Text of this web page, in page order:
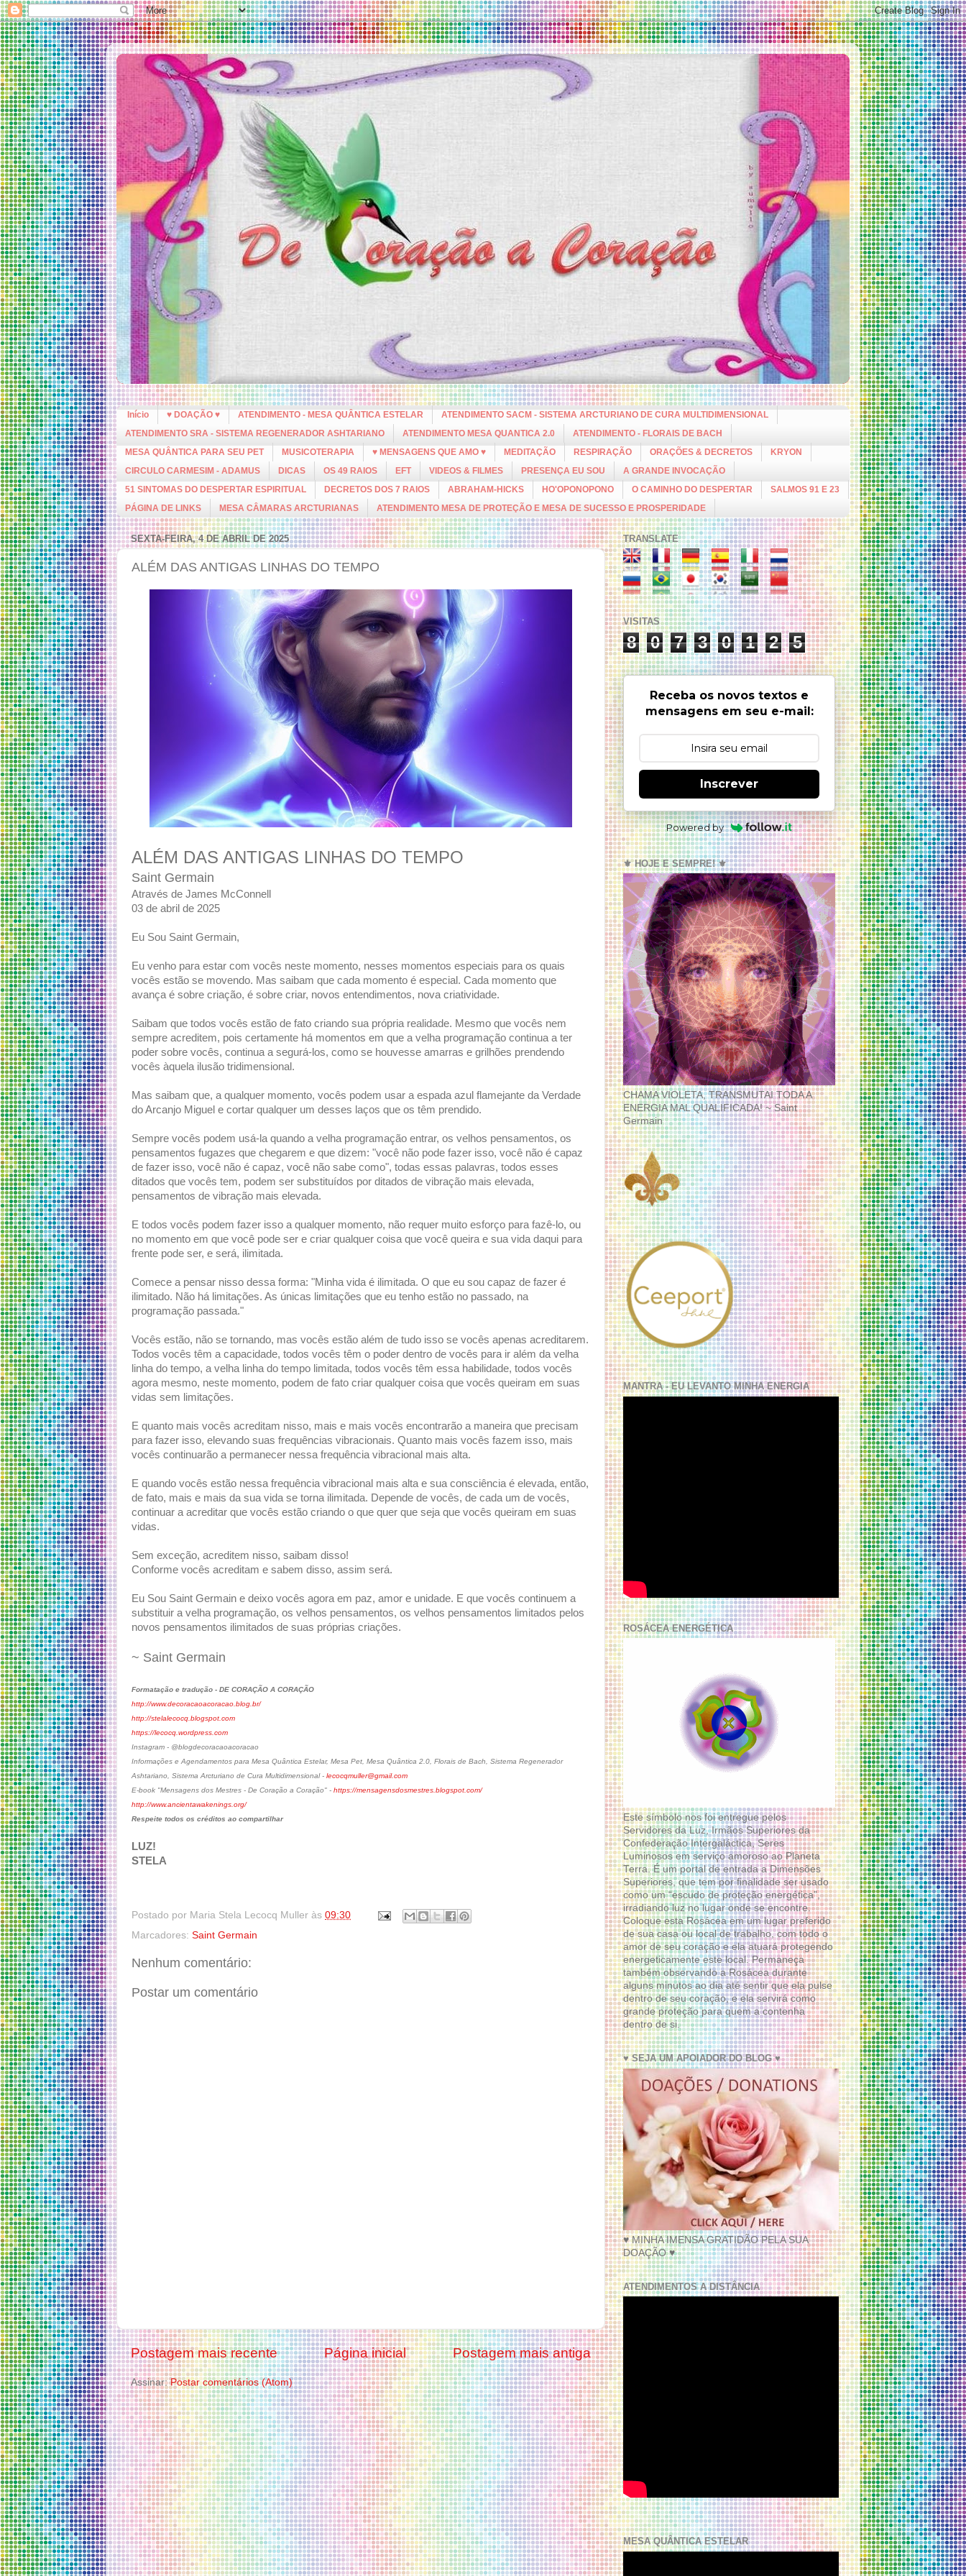
Início ♥ DOAÇÃO ♥ ATENDIMENTO - MESA QUÂNTICA ESTELAR
ATENDIMENTO SACM - SISTEMA ARCTURIANO DE CURA MULTIDIMENSIONAL
ATENDIMENTO SRA - SISTEMA REGENERADOR ASHTARIANO
ATENDIMENTO MESA QUANTICA 2.0
ATENDIMENTO - FLORAIS DE BACH
MESA QUÂNTICA PARA SEU PET
MUSICOTERAPIA ♥ MENSAGENS QUE AMO ♥ MEDITAÇÃO RESPIRAÇÃO ORAÇÕES & DECRETOS
KRYON
CIRCULO CARMESIM - ADAMUS
DICAS OS 49 RAIOS EFT VIDEOS & FILMES PRESENÇA EU SOU
A GRANDE INVOCAÇÃO
51 SINTOMAS DO DESPERTAR ESPIRITUAL
DECRETOS DOS 7 RAIOS ABRAHAM-HICKS HO'OPONOPONO O CAMINHO DO DESPERTAR
SALMOS 91 E 23
PÁGINA DE LINKS
MESA CÂMARAS ARCTURIANAS ATENDIMENTO MESA DE PROTEÇÃO E MESA DE SUCESSO E PROSPERIDADE
SEXTA-FEIRA, 4 DE ABRIL DE 2025
ALÉM DAS ANTIGAS LINHAS DO TEMPO
ALÉM DAS ANTIGAS LINHAS DO TEMPO
Saint Germain
Através de James McConnell
03 de abril de 2025
Eu Sou Saint Germain,
Eu venho para estar com vocês neste momento, nesses momentos especiais para os quais
vocês estão se movendo. Mas saibam que cada momento é especial. Cada momento que
avança é sobre criação, é sobre criar, novos entendimentos, nova criatividade.
Saibam que todos vocês estão de fato criando sua própria realidade. Mesmo que vocês nem
sempre acreditem, pois certamente há momentos em que a velha programação continua a ter
poder sobre vocês, continua a segurá-los, como se houvesse amarras e grilhões prendendo
vocês àquela ilusão tridimensional.
Mas saibam que, a qualquer momento, vocês podem usar a espada azul flamejante da Verdade
do Arcanjo Miguel e cortar qualquer um desses laços que os têm prendido.
Sempre vocês podem usá-la quando a velha programação entrar, os velhos pensamentos, os
pensamentos fugazes que chegarem e que dizem: "você não pode fazer isso, você não é capaz
de fazer isso, você não é capaz, você não sabe como", todas essas palavras, todos esses
ditados que vocês tem, podem ser substituídos por ditados de vibração mais elevada,
pensamentos de vibração mais elevada.
E todos vocês podem fazer isso a qualquer momento, não requer muito esforço para fazê-lo, ou
no momento em que você pode ser e criar qualquer coisa que você queira e sua vida daqui para
frente pode ser, e será, ilimitada.
Comece a pensar nisso dessa forma: "Minha vida é ilimitada. O que eu sou capaz de fazer é
ilimitado. Não há limitações. As únicas limitações que eu tenho estão no passado, na
programação passada."
Vocês estão, não se tornando, mas vocês estão além de tudo isso se vocês apenas acreditarem.
Todos vocês têm a capacidade, todos vocês têm o poder dentro de vocês para ir além da velha
linha do tempo, a velha linha do tempo limitada, todos vocês têm essa habilidade, todos vocês
agora mesmo, neste momento, podem de fato criar qualquer coisa que vocês queiram em suas
vidas sem limitações.
E quanto mais vocês acreditam nisso, mais e mais vocês encontrarão a maneira que precisam
para fazer isso, elevando suas frequências vibracionais. Quanto mais vocês fazem isso, mais
vocês continuarão a permanecer nessa frequência vibracional mais alta.
E quando vocês estão nessa frequência vibracional mais alta e sua consciência é elevada, então,
de fato, mais e mais da sua vida se torna ilimitada. Depende de vocês, de cada um de vocês,
continuar a acreditar que vocês estão criando o que quer que seja que vocês queiram em suas
vidas.
Sem exceção, acreditem nisso, saibam disso!
Conforme vocês acreditam e sabem disso, assim será.
Eu Sou Saint Germain e deixo vocês agora em paz, amor e unidade. E que vocês continuem a
substituir a velha programação, os velhos pensamentos, os velhos pensamentos limitados pelos
novos pensamentos ilimitados de suas próprias criações.
~ Saint Germain
Formatação e tradução - DE CORAÇÃO A CORAÇÃO
http://www.decoracaoacoracao.blog.br/
http://stelalecocq.blogspot.com
https://lecocq.wordpress.com
Instagram - @blogdecoracaoacoracao
Informações e Agendamentos para Mesa Quântica Estelar, Mesa Pet, Mesa Quântica 2.0, Florais de Bach, Sistema Regenerador
Ashtariano, Sistema Arcturiano de Cura Multidimensional - lecocqmuller@gmail.com
E-book "Mensagens dos Mestres - De Coração a Coração" - https://mensagensdosmestres.blogspot.com/
http://www.ancientawakenings.org/
Respeite todos os créditos ao compartilhar
LUZ!
STELA
Postado por Maria Stela Lecocq Muller às 09:30
Marcadores: Saint Germain
Nenhum comentário:
Postar um comentário
Postagem mais recente Postagem mais antiga
Página inicial
Assinar:Postar comentários (Atom)
TRANSLATE
VISITAS
8 0 7 3 0 1 2 5
Receba os novos textos e
mensagens em seu e-mail:
Inscrever
Powered by
⚜️ HOJE E SEMPRE! ⚜️
CHAMA VIOLETA, TRANSMUTAI TODA A
ENERGIA MAL QUALIFICADA! ~ Saint
Germain
MANTRA - EU LEVANTO MINHA ENERGIA
ROSÁCEA ENERGÉTICA
Este símbolo nos foi entregue pelos
Servidores da Luz, Irmãos Superiores da
Confederação Intergaláctica, Seres
Luminosos em serviço amoroso ao Planeta
Terra. É um portal de entrada a Dimensões
Superiores, que tem por finalidade ser usado
como um “escudo de proteção energética”,
irradiando luz no lugar onde se encontre.
Coloque esta Rosácea em um lugar preferido
de sua casa ou local de trabalho, com todo o
amor de seu coração e ela atuará protegendo
energeticamente este local. Permaneça
também observando a Rosácea durante
alguns minutos ao dia até sentir que ela pulse
dentro de seu coração, e ela servirá como
grande proteção para quem a contenha
dentro de si.
♥ SEJA UM APOIADOR DO BLOG ♥
♥ MINHA IMENSA GRATIDÃO PELA SUA
DOAÇÃO ♥
ATENDIMENTOS A DISTÂNCIA
MESA QUÂNTICA ESTELAR